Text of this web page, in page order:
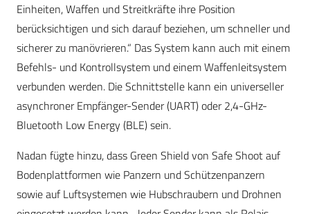
Einheiten, Waffen und Streitkräfte ihre Position
berücksichtigen und sich darauf beziehen, um schneller und
sicherer zu manövrieren.“ Das System kann auch mit einem
Befehls- und Kontrollsystem und einem Waffenleitsystem
verbunden werden. Die Schnittstelle kann ein universeller
asynchroner Empfänger-Sender (UART) oder 2,4-GHz-
Bluetooth Low Energy (BLE) sein.
Nadan fügte hinzu, dass Green Shield von Safe Shoot auf
Bodenplattformen wie Panzern und Schützenpanzern
sowie auf Luftsystemen wie Hubschraubern und Drohnen